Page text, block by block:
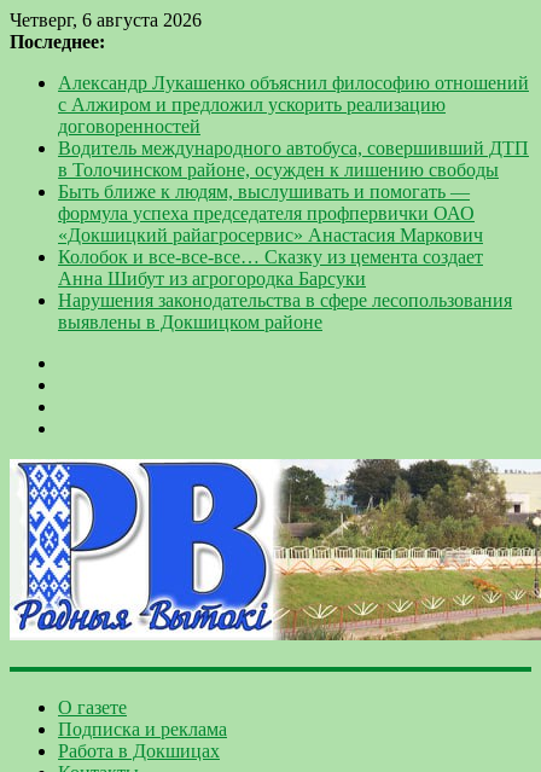
Четверг, 6 августа 2026
Последнее:
Александр Лукашенко объяснил философию отношений
с Алжиром и предложил ускорить реализацию
договоренностей
Водитель международного автобуса, совершивший ДТП
в Толочинском районе, осужден к лишению свободы
Быть ближе к людям, выслушивать и помогать —
формула успеха председателя профпервички ОАО
«Докшицкий райагросервис» Анастасия Маркович
Колобок и все-все-все… Сказку из цемента создает
Анна Шибут из агрогородка Барсуки
Нарушения законодательства в сфере лесопользования
выявлены в Докшицком районе
О газете
Подписка и реклама
Работа в Докшицах